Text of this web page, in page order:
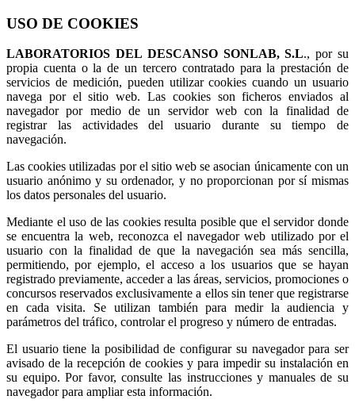
USO DE COOKIES
LABORATORIOS DEL DESCANSO SONLAB, S.L., por su
propia cuenta o la de un tercero contratado para la prestación de
servicios de medición, pueden utilizar cookies cuando un usuario
navega por el sitio web. Las cookies son ficheros enviados al
navegador por medio de un servidor web con la finalidad de
registrar las actividades del usuario durante su tiempo de
navegación.
Las cookies utilizadas por el sitio web se asocian únicamente con un
usuario anónimo y su ordenador, y no proporcionan por sí mismas
los datos personales del usuario.
Mediante el uso de las cookies resulta posible que el servidor donde
se encuentra la web, reconozca el navegador web utilizado por el
usuario con la finalidad de que la navegación sea más sencilla,
permitiendo, por ejemplo, el acceso a los usuarios que se hayan
registrado previamente, acceder a las áreas, servicios, promociones o
concursos reservados exclusivamente a ellos sin tener que registrarse
en cada visita. Se utilizan también para medir la audiencia y
parámetros del tráfico, controlar el progreso y número de entradas.
El usuario tiene la posibilidad de configurar su navegador para ser
avisado de la recepción de cookies y para impedir su instalación en
su equipo. Por favor, consulte las instrucciones y manuales de su
navegador para ampliar esta información.